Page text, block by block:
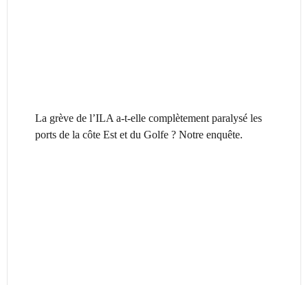
La grève de l’ILA a-t-elle complètement paralysé les
ports de la côte Est et du Golfe ? Notre enquête.